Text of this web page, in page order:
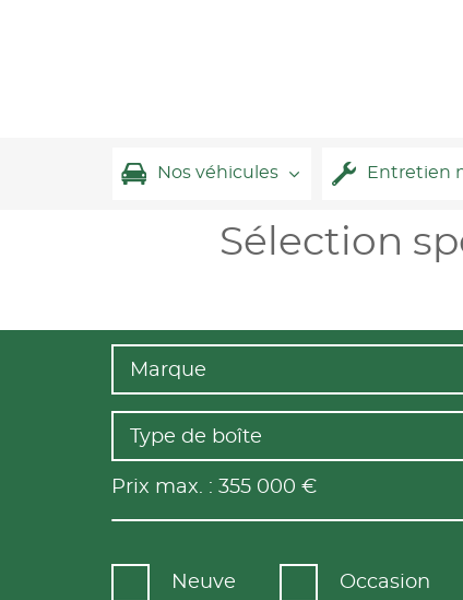
Nos véhicules Entretien
Sélection
Marque
Type de boîte
Prix max. : 355 000 €
Neuve Occasion